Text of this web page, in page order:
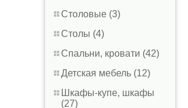
Столовые (3)
Столы (4)
Спальни, кровати (42)
Детская мебель (12)
Шкафы-купе, шкафы
(27)